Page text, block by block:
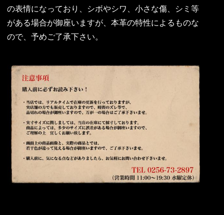
の表情になっており、シボやシワ、小さな傷、シミ等
がある場合が御座いますが、本革の特性によるものな
ので、予めご了承下さい。